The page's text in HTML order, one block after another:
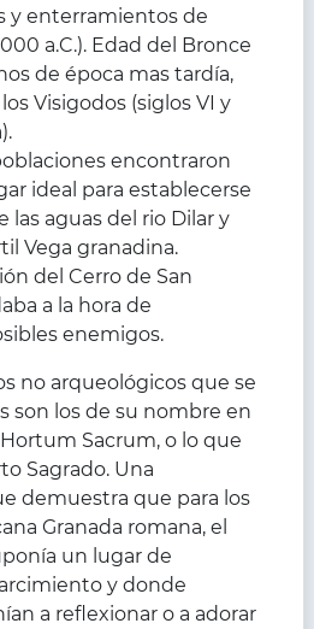
y enterramientos de
a.C.). Edad del Bronce
de época mas tardía,
Visigodos (siglos VI y
encontraron
ideal para establecerse
las aguas del rio Dilar y
Vega granadina.
del Cerro de San
a la hora de
enemigos.
no arqueológicos que se
son los de su nombre en
Sacrum, o lo que
Sagrado. Una
demuestra que para los
Granada romana, el
un lugar de
y donde
a reflexionar o a adorar